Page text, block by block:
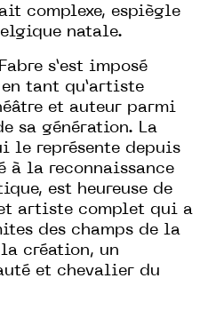
complexe, espiègle
natale.
s’est imposé
tant qu’artiste
et auteur parmi
sa génération. La
le représente depuis
à la reconnaissance
est heureuse de
artiste complet qui a
des champs de la
création, un
et chevalier du